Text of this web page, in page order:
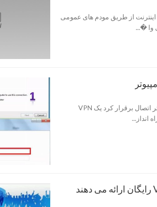
اینترنت از طریق مودم های عمومی
چگونه می توان با نصب VPN بین دو کامپیوتر اتصال برقرار کرد یک VPN
انداز...